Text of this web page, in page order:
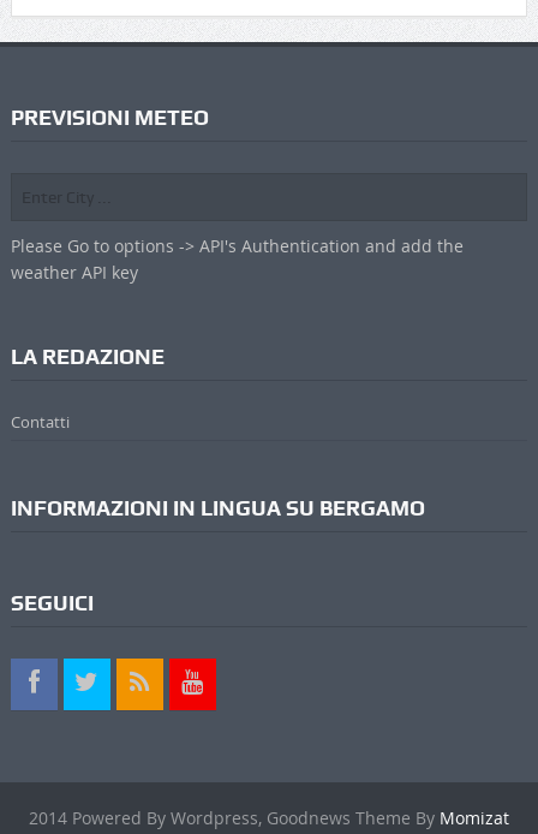
PREVISIONI METEO
Please Go to options -> API's Authentication and add the
weather API key
LA REDAZIONE
Contatti
INFORMAZIONI IN LINGUA SU BERGAMO
SEGUICI
2014 Powered By Wordpress, Goodnews Theme By Momizat